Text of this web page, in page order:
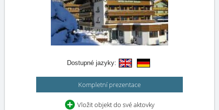
Dostupné jazyky:
Kompletní prezentace
Vložit objekt do své aktovky